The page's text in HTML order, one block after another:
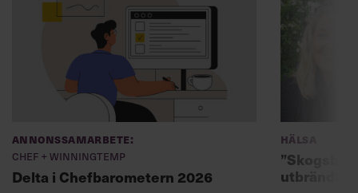
Annonssamarbete:
Chef + Winningtemp
Delta i Chefbarometern 2026
Hälsa